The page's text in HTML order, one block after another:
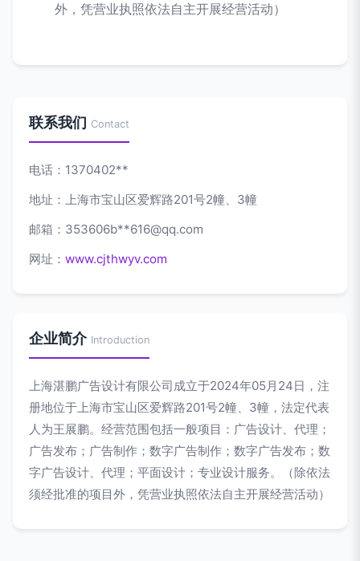
外，凭营业执照依法自主开展经营活动）
联系我们 Contact
电话：1370402**
地址：上海市宝山区爱辉路201号2幢、3幢
邮箱：353606b**616@qq.com
网址： www.cjthwyv.com
企业简介 Introduction
上海湛鹏广告设计有限公司成立于2024年05月24日，注
册地位于上海市宝山区爱辉路201号2幢、3幢，法定代表
人为王展鹏。经营范围包括一般项目：广告设计、代理；
广告发布；广告制作；数字广告制作；数字广告发布；数
字广告设计、代理；平面设计；专业设计服务。（除依法
须经批准的项目外，凭营业执照依法自主开展经营活动）